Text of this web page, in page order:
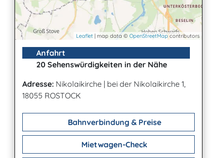
Leaflet | map data © OpenStreetMap contributors
Anfahrt
20 Sehenswürdigkeiten in der Nähe
Adresse: Nikolaikirche | bei der Nikolaikirche 1,
18055 ROSTOCK
Bahnverbindung & Preise
Mietwagen-Check